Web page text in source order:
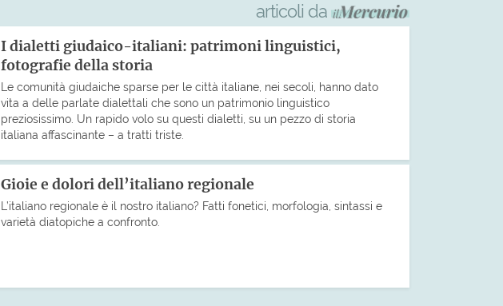
articoli da
I dialetti giudaico-italiani: patrimoni linguistici,
fotografie della storia
Le comunità giudaiche sparse per le città italiane, nei secoli, hanno dato
vita a delle parlate dialettali che sono un patrimonio linguistico
preziosissimo. Un rapido volo su questi dialetti, su un pezzo di storia
italiana affascinante – a tratti triste.
Gioie e dolori dell’italiano regionale
L’italiano regionale è il nostro italiano? Fatti fonetici, morfologia, sintassi e
varietà diatopiche a confronto.